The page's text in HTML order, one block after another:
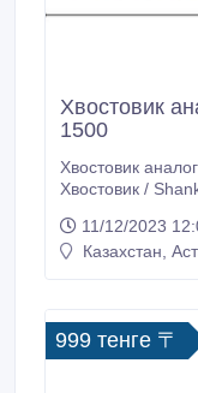
Хвостовик
1500
Хвостовик
Хвостовик / Shank adapter Тип:
Диаметр
ST45/ 635мм /
помощь в
инструмента Условия заказа и сроки доставки
уточняйте у менеджеров Silkway
11/12/2023
Казахстан,
999 тенге 〒